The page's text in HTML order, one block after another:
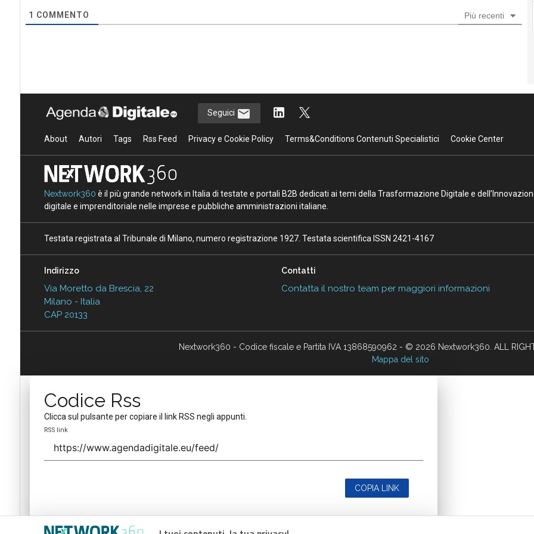
1 COMMENTO Più recenti
Seguici
About Autori Tags Rss Feed Privacy e Cookie Policy Terms&Conditions Contenuti Specialistici Cookie Center
Nextwork360 è il più grande network in Italia di testate e portali B2B dedicati ai temi della Trasformazione Digitale e
digitale e imprenditoriale nelle imprese e pubbliche amministrazioni italiane.
Testata registrata al Tribunale di Milano, numero registrazione 1927. Testata scientifica ISSN 2421-4167
Indirizzo
Via Moretto da Brescia, 22
Milano - Italia
CAP 20133
Contatti
Contatta il nostro team per maggiori informazioni
Nextwork360 - Codice fiscale e Partita IVA 13868590962 - © 2026 Nextwork360. ALL
Mappa del sito
Codice Rss
Clicca sul pulsante per copiare il link RSS negli appunti.
RSS link
COPIA LINK